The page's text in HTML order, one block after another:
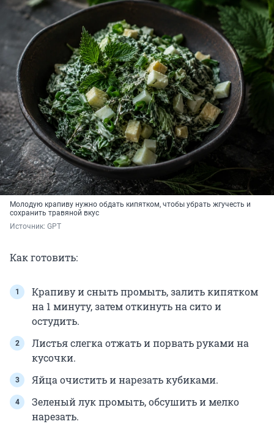
Молодую крапиву нужно обдать кипятком, чтобы убрать жгучесть и
сохранить травяной вкус
Источник: GPT
Как готовить:
Крапиву и сныть промыть, залить кипятком
на 1 минуту, затем откинуть на сито и
остудить.
Листья слегка отжать и порвать руками на
кусочки.
Яйца очистить и нарезать кубиками.
Зеленый лук промыть, обсушить и мелко
нарезать.